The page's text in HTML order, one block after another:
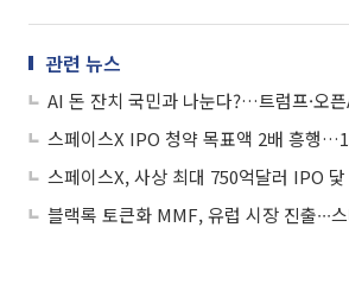
관련 뉴스
스페이스X IPO 청약 목표액 2배 흥행
블랙록 토큰화 MMF, 유럽 시장 진출∙∙∙